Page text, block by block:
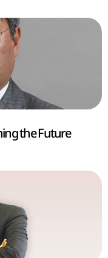
the Future